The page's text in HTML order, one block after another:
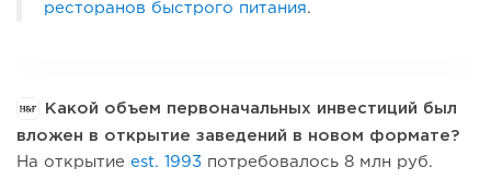
ресторанов быстрого питания.
Какой объем первоначальных инвестиций был
вложен в открытие заведений в новом формате?
На открытие est. 1993 потребовалось 8 млн руб.